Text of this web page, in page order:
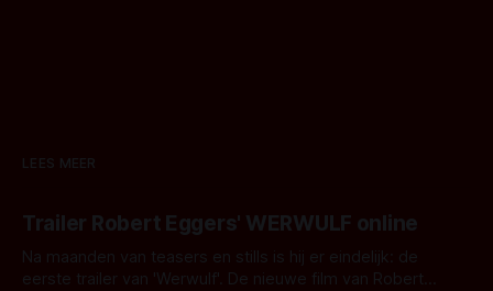
LEES MEER
Trailer Robert Eggers' WERWULF online
Na maanden van teasers en stills is hij er eindelijk: de
eerste trailer van 'Werwulf'. De nieuwe film van Robert